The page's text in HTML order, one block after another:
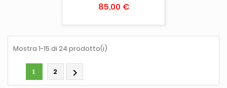
85,00 €
Mostra 1-15 di 24 prodotto(i)
1 2 